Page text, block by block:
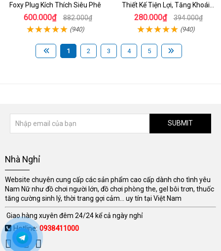
Foxy Plug Kích Thích Siêu Phê
600.000₫ 882.000₫
(940)
Thiết Kế Tiện Lợi, Tăng Khoái
Cảm
280.000₫ 394.000₫
(940)
1 2 3 4 5
SUBMIT
Nhà Nghỉ
Website chuyên cung cấp các sản phẩm cao cấp dành cho tình yêu
Nam Nữ như đồ chơi người lớn, đồ chơi phòng the, gel bôi trơn, thuốc
tăng cường sinh lý, thời trang gợi cảm... uy tín tại Việt Nam
Giao hàng xuyên đêm 24/24 kể cả ngày nghỉ
Hotline:0938411000